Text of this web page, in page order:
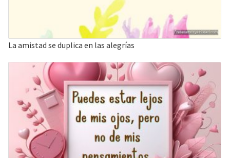
La amistad se duplica en las alegrías